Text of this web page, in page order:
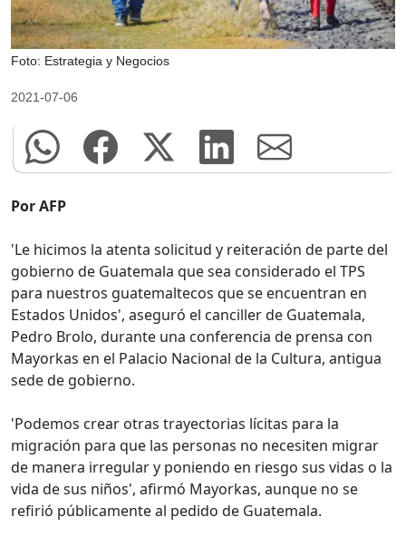
Foto: Estrategia y Negocios
2021-07-06
Por AFP
'Le hicimos la atenta solicitud y reiteración de parte del
gobierno de Guatemala que sea considerado el TPS
para nuestros guatemaltecos que se encuentran en
Estados Unidos', aseguró el canciller de Guatemala,
Pedro Brolo, durante una conferencia de prensa con
Mayorkas en el Palacio Nacional de la Cultura, antigua
sede de gobierno.
'Podemos crear otras trayectorias lícitas para la
migración para que las personas no necesiten migrar
de manera irregular y poniendo en riesgo sus vidas o la
vida de sus niños', afirmó Mayorkas, aunque no se
refirió públicamente al pedido de Guatemala.